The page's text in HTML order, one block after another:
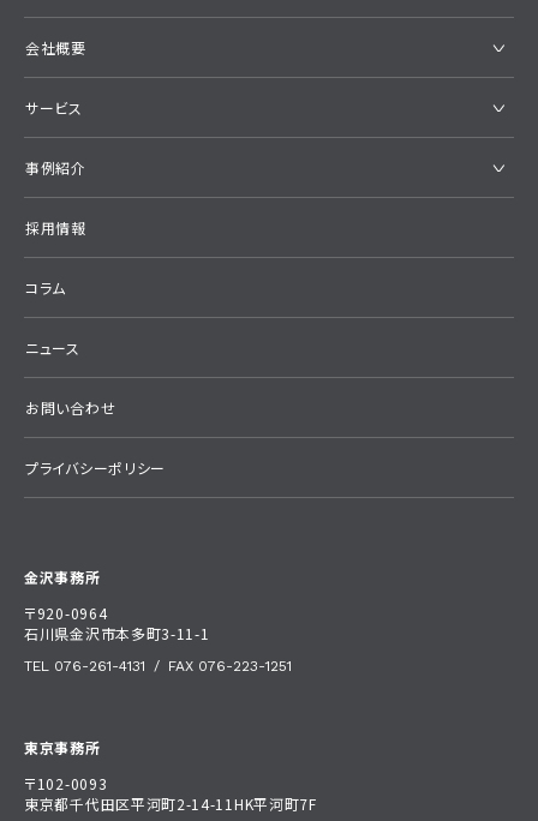
金沢事務所
〒920-0964
石川県金沢市本多町3-11-1
TEL 076-261-4131 / FAX 076-223-1251
東京事務所
〒102-0093
東京都千代田区平河町2-14-11HK平河町7F
会社概要
サービス
事例紹介
採用情報
コラム
ニュース
お問い合わせ
プライバシーポリシー